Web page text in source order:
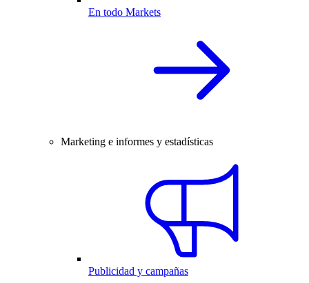
En todo Markets
Marketing e informes y estadísticas
Publicidad y campañas